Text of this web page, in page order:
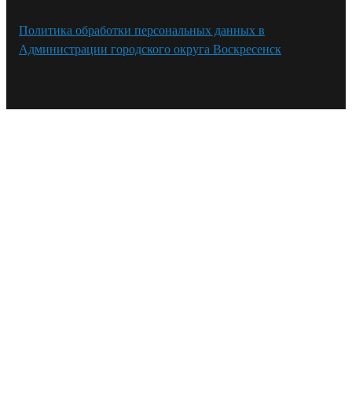
Политика обработки персональных данных в
Администрации городского округа Воскресенск